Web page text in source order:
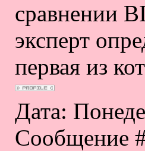
сравнении
эксперт
первая из
Дата:
Сообщение